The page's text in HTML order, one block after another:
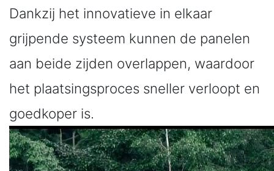
Dankzij het innovatieve in elkaar
grijpende systeem kunnen de panelen
aan beide zijden overlappen, waardoor
het plaatsingsproces sneller verloopt en
goedkoper is.